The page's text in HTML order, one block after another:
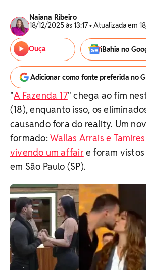
Naiana Ribeiro
18/12/2025 às 13:17 • Atualizada em
Ouça iBahia no
Adicionar como fonte preferida no
"A Fazenda 17" chega ao fim
(18), enquanto isso, os
causando fora do reality. Um
formado: Wallas Arrais e
vivendo um affaire foram
em São Paulo (SP).